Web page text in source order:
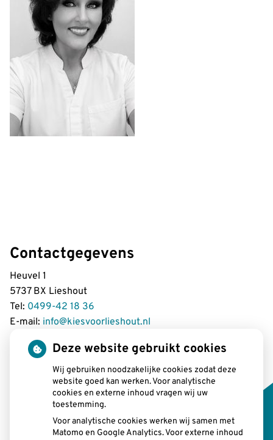
Contactgegevens
Heuvel 1
5737 BX Lieshout
Tel: 0499-42 18 36
E-mail: info@kiesvoorlieshout.nl
Openingstijden
Maandag: 08:00 uur
13.00 uurtot
- 17:00 uur
08:00 uurtot
- 12.15 uur
Deze website gebruikt cookies
Wij gebruiken noodzakelijke cookies zodat deze
website goed kan werken. Voor analytische
cookies en externe inhoud vragen wij uw
toestemming.
Voor analytische cookies werken wij samen met
Matomo en Google Analytics. Voor externe inhoud